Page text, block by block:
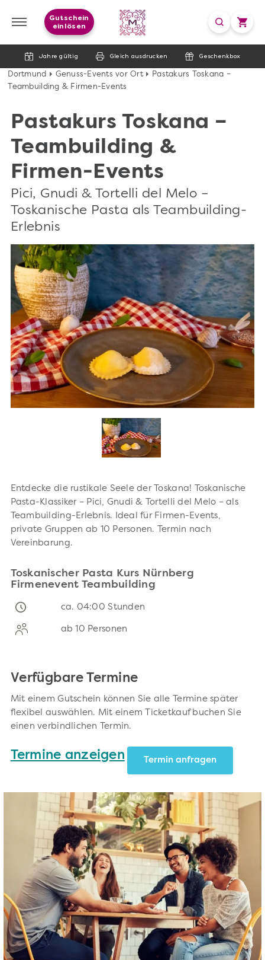
Jahre gültig Gleich ausdrucken Geschenkbox
Gutschein
einlösen
Dortmund Genuss-Events vor Ort
Pastakurs Toskana –
Teambuilding & Firmen-Events
Pastakurs Toskana –
Teambuilding &
Firmen-Events
Pici, Gnudi & Tortelli del Melo –
Toskanische Pasta als Teambuilding-
Erlebnis
Entdecke die rustikale Seele der Toskana! Toskanische
Pasta-Klassiker – Pici, Gnudi & Tortelli del Melo – als
Teambuilding-Erlebnis. Ideal für Firmen-Events,
private Gruppen ab 10 Personen. Termin nach
Vereinbarung.
Toskanischer Pasta Kurs Nürnberg
Firmenevent Teambuilding
ca. 04:00 Stunden
ab 10 Personen
Verfügbare Termine
Mit einem Gutschein können Sie alle Termine später
flexibel auswählen. Mit einem Ticketkauf buchen Sie
einen verbindlichen Termin.
Termine anzeigen Termin anfragen